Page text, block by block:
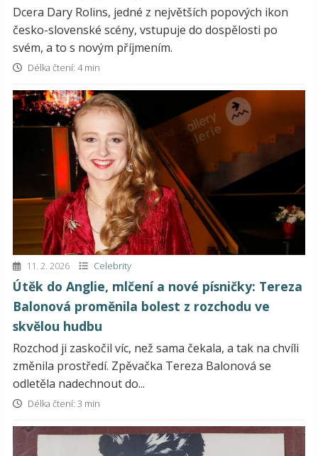
Dcera Dary Rolins, jedné z největších popových ikon
česko-slovenské scény, vstupuje do dospělosti po
svém, a to s novým příjmením.
Délka čtení: 4 min
11. 2. 2026 Celebrity
Útěk do Anglie, mlčení a nové písničky: Tereza
Balonová proměnila bolest z rozchodu ve
skvělou hudbu
Rozchod ji zaskočil víc, než sama čekala, a tak na chvíli
změnila prostředí. Zpěvačka Tereza Balonová se
odletěla nadechnout do...
Délka čtení: 3 min